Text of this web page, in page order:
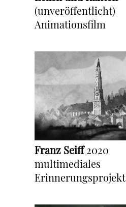
(unveröffentlicht)
Animationsfilm
Franz Seiff2020
multimediales
Erinnerungsprojekt